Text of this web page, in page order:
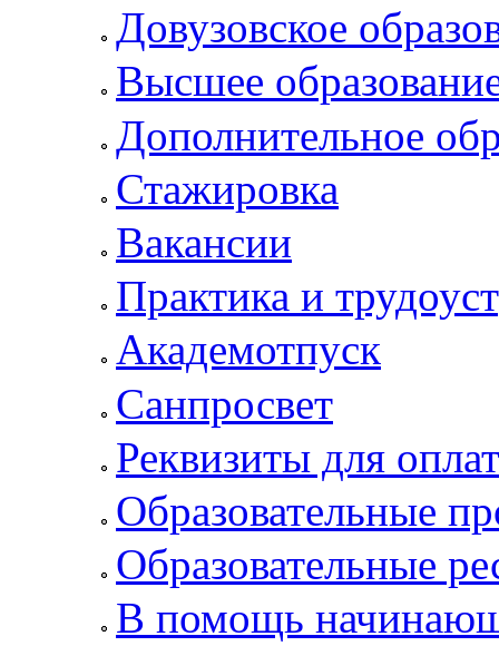
Довузовское
Высшее
Дополнительное
Стажировка
Вакансии
Практика и
Академотпуск
Санпросвет
Реквизиты для
Образовательные
Образовательные
В помощь